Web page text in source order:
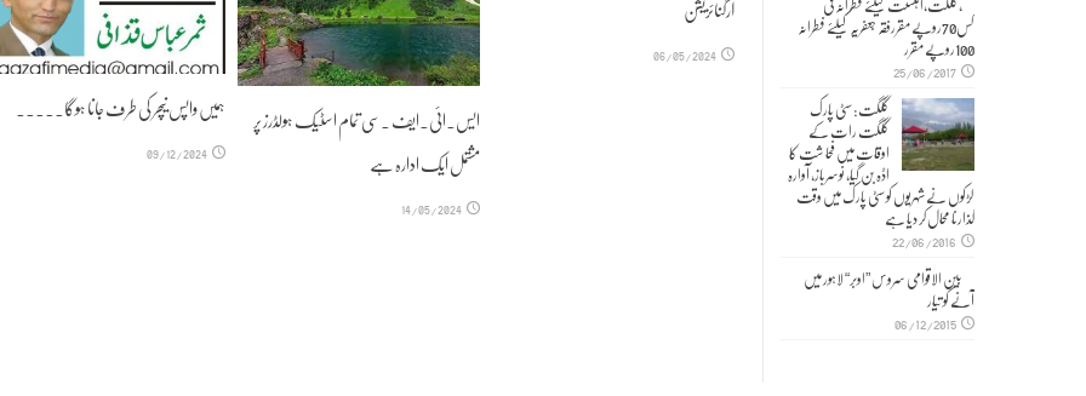
ہمیں واپس نیچر کی طرف جانا ہوگا۔۔۔۔۔
09/12/2024
ایس۔ائی۔ایف ۔سی تمام اسٹیک ہولڈرز پر
مشتمل ایک ادارہ ہے
14/05/2024
آرگنائزیشن
06/05/2024
کس70روپے مقررفقہ جعفریہ کیلئے فطرانہ
100روپے مقرر
25/06/2017
گلگت: سٹی پارک
گلگت رات کے
اوقات میں فحا شت کا
اڈہ بن گیا، نوسرباز، آوارہ
لڑکوں نے شہریوں کو سٹی پارک میں وقت
گذارنا محال کر دیا ہے
22/06/2016
بین الاقوامی سروس ”اوبر“ لاہور میں
آنے کو تیار
06/12/2015